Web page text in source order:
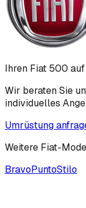
Ihren Fiat 500
Wir beraten Sie
individuelles
Umrüstung
Weitere Fiat-
BravoPuntoStilo